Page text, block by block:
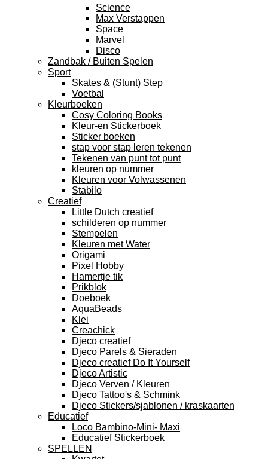
Science
Max Verstappen
Space
Marvel
Disco
Zandbak / Buiten Spelen
Sport
Skates & (Stunt) Step
Voetbal
Kleurboeken
Cosy Coloring Books
Kleur-en Stickerboek
Sticker boeken
stap voor stap leren tekenen
Tekenen van punt tot punt
kleuren op nummer
Kleuren voor Volwassenen
Stabilo
Creatief
Little Dutch creatief
schilderen op nummer
Stempelen
Kleuren met Water
Origami
Pixel Hobby
Hamertje tik
Prikblok
Doeboek
AquaBeads
Klei
Creachick
Djeco creatief
Djeco Parels & Sieraden
Djeco creatief Do It Yourself
Djeco Artistic
Djeco Verven / Kleuren
Djeco Tattoo's & Schmink
Djeco Stickers/sjablonen / kraskaarten
Educatief
Loco Bambino-Mini- Maxi
Educatief Stickerboek
SPELLEN